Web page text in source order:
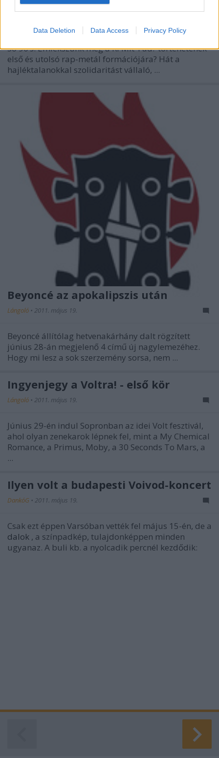
Data Deletion Data Access Privacy Policy
So 90’s! Emlékszünk még a Ki Mit Tud? történetének
első és utolsó rap-metál formációjára? Hát a
hajléktalanokkal szolidaritást vállaló, ...
Beyoncé az apokalipszis után
Lángoló • 2011. május 19.
Beyoncé állítólag hetvenakárhány dalt rögzített
június 28-án megjelenő 4 című új nagylemezéhez.
Hogy mi lesz a sok szerzemény sorsa, nem ...
Ingyenjegy a Voltra! - első kör
Lángoló • 2011. május 19.
Június 29-én indul Sopronban az idei Volt fesztivál,
ahol olyan zenekarok lépnek fel, mint a My Chemical
Romance, a Primus, Moby, a 30 Seconds To Mars, a
...
Ilyen volt a budapesti Voivod-koncert
DankóG • 2011. május 19.
Csak ezt éppen Varsóban vették fel május 15-én, de a
dalok , a színpadkép, tulajdonképpen minden
ugyanaz. A buli kb. a nyolcadik percnél kezdődik: